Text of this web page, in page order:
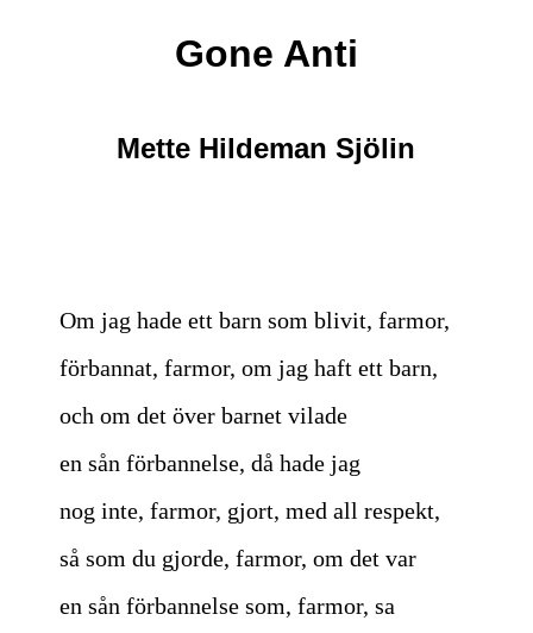
Gone Anti
Mette Hildeman Sjölin
Om jag hade ett barn som blivit, farmor,
förbannat, farmor, om jag haft ett barn,
och om det över barnet vilade
en sån förbannelse, då hade jag
nog inte, farmor, gjort, med all respekt,
så som du gjorde, farmor, om det var
en sån förbannelse som, farmor, sa